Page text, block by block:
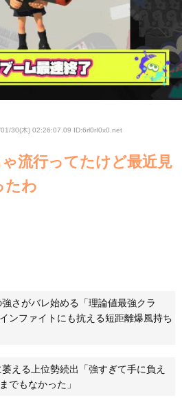
30(木) 02:26:07.09 ID:6rl0rI0x0 .net
流行ってたけど最近見
たわ
強さがバレ始める「理論値最強クラ
ンファイトにも抗える短距離爆風持ち
萎える上位勢続出「強すぎて手に負え
でもなかった」